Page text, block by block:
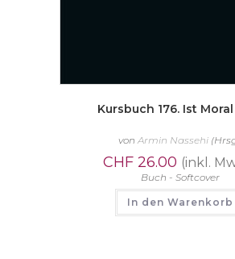
Kursbuch 176. Ist
von Armin Nassehi
CHF26.00 (inkl.
Buch - Softcover
In den Warenkorb